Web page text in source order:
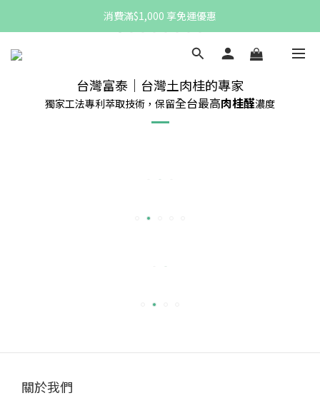
註冊新會員，即贈$100購物金
消費滿$1,000 享免運優惠
註冊新會員，即贈$100購物金
台灣富泰｜台灣土肉桂的專家
獨家工法專利萃取技術，保留全台最高肉桂醛濃度
關於我們